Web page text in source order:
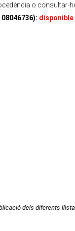
o consultar-
disponible
dels diferents